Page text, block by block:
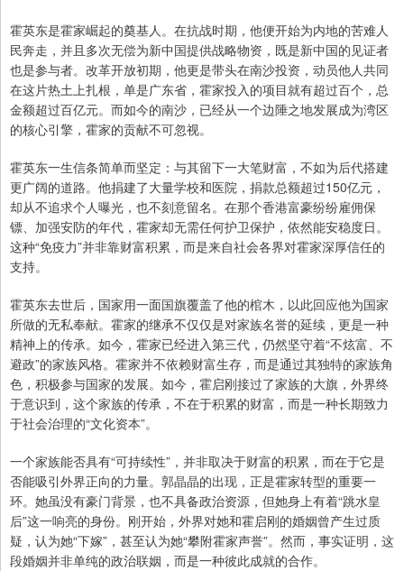
霍英东是霍家崛起的奠基人。在抗战时期，他便开始为内地的苦难人
民奔走，并且多次无偿为新中国提供战略物资，既是新中国的见证者
也是参与者。改革开放初期，他更是带头在南沙投资，动员他人共同
在这片热土上扎根，单是广东省，霍家投入的项目就有超过百个，总
金额超过百亿元。而如今的南沙，已经从一个边陲之地发展成为湾区
的核心引擎，霍家的贡献不可忽视。
霍英东一生信条简单而坚定：与其留下一大笔财富，不如为后代搭建
更广阔的道路。他捐建了大量学校和医院，捐款总额超过150亿元，
却从不追求个人曝光，也不刻意留名。在那个香港富豪纷纷雇佣保
镖、加强安防的年代，霍家却无需任何护卫保护，依然能安稳度日。
这种“免疫力”并非靠财富积累，而是来自社会各界对霍家深厚信任的
支持。
霍英东去世后，国家用一面国旗覆盖了他的棺木，以此回应他为国家
所做的无私奉献。霍家的继承不仅仅是对家族名誉的延续，更是一种
精神上的传承。如今，霍家已经进入第三代，仍然坚守着“不炫富、不
避政”的家族风格。霍家并不依赖财富生存，而是通过其独特的家族角
色，积极参与国家的发展。如今，霍启刚接过了家族的大旗，外界终
于意识到，这个家族的传承，不在于积累的财富，而是一种长期致力
于社会治理的“文化资本”。
一个家族能否具有“可持续性”，并非取决于财富的积累，而在于它是
否能吸引外界正向的力量。郭晶晶的出现，正是霍家转型的重要一
环。她虽没有豪门背景，也不具备政治资源，但她身上有着“跳水皇
后”这一响亮的身份。刚开始，外界对她和霍启刚的婚姻曾产生过质
疑，认为她“下嫁”，甚至认为她“攀附霍家声誉”。然而，事实证明，这
段婚姻并非单纯的政治联姻，而是一种彼此成就的合作。